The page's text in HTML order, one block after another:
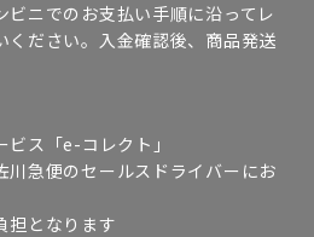
ニでのお支払い手順に沿ってレ
ください。入金確認後、商品発送
ス「e-コレクト」
川急便のセールスドライバーにお
担となります